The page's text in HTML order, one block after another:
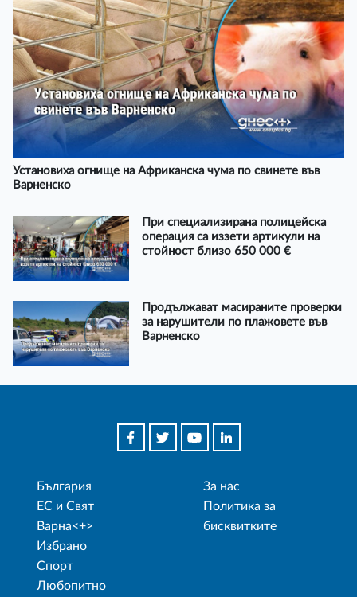
Установиха огнище на Африканска чума по свинете във
Варненско
При специализирана полицейска
операция са иззети артикули на
стойност близо 650 000 €
Продължават масираните проверки
за нарушители по плажовете във
Варненско
България
ЕС и Свят
Варна<+>
Избрано
Спорт
Любопитно
За нас
Политика за
бисквитките